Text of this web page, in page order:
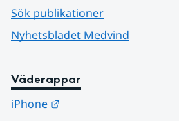
Sök publikationer
Nyhetsbladet Medvind
Väderappar
iPhone